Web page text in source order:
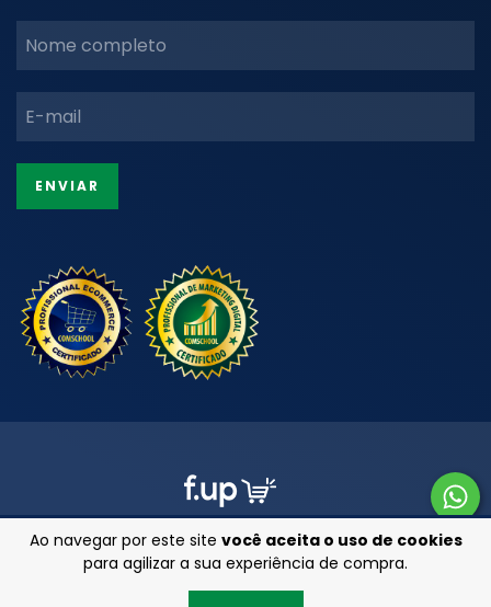
Ao navegar por este site você aceita o uso de cookies
para agilizar a sua experiência de compra.